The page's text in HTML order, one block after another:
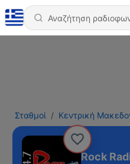
Σταθμοί Κεντρική
Rock